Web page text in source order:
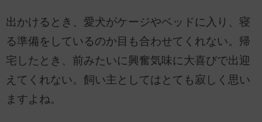
出かけるとき、愛犬がケージやベッドに入り、寝
る準備をしているのか目も合わせてくれない。帰
宅したとき、前みたいに興奮気味に大喜びで出迎
えてくれない。飼い主としてはとても寂しく思い
ますよね。